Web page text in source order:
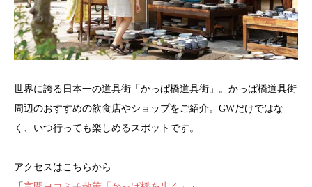
世界に誇る日本一の道具街「かっぱ橋道具街」。かっぱ橋道具街
周辺のおすすめの飲食店やショップをご紹介。GWだけではな
く、いつ行っても楽しめるスポットです。
アクセスはこちらから